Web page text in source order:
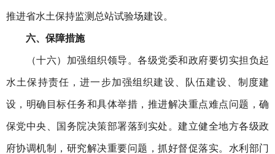
推进省水土保持监测总站试验场建设。
六、保障措施
（十六）加强组织领导。各级党委和政府要切实担负起
水土保持责任，进一步加强组织建设、队伍建设、制度建
设，明确目标任务和具体举措，推进解决重点难点问题，确
保党中央、国务院决策部署落到实处。建立健全地方各级政
府协调机制，研究解决重要问题，抓好督促落实。水利部门